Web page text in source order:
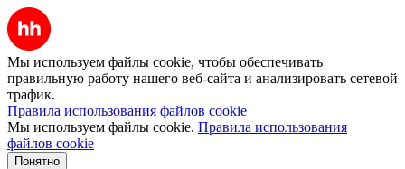
Мы используем файлы cookie, чтобы обеспечивать
правильную работу нашего веб-сайта и анализировать сетевой
трафик.
Правила использования файлов cookie
Мы используем файлы cookie. Правила использования
файлов cookie
Понятно